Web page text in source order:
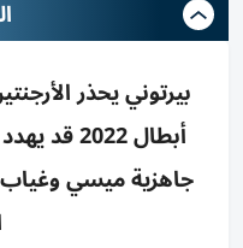
بيرتوني يحذر
جاهزية ميسي